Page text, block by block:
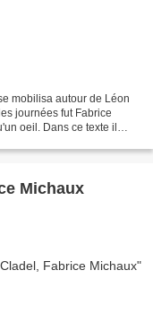
mobilisa autour de Léon
journées fut Fabrice
oeil. Dans ce texte il
Michaux